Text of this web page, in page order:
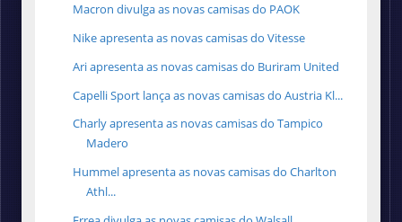
Macron divulga as novas camisas do PAOK
Nike apresenta as novas camisas do Vitesse
Ari apresenta as novas camisas do Buriram United
Capelli Sport lança as novas camisas do Austria Kl...
Charly apresenta as novas camisas do Tampico
Madero
Hummel apresenta as novas camisas do Charlton
Athl...